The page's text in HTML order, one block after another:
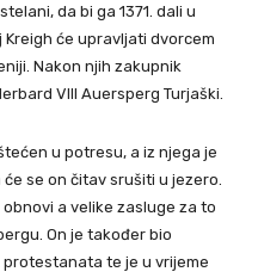
da bi ga 1371. dali u
Kreigh će upravljati dvorcem
Nakon njih zakupnik
VIII Auersperg Turjaški.
u potresu, a iz njega je
se on čitav srušiti u jezero.
a velike zasluge za to
On je također bio
te je u vrijeme